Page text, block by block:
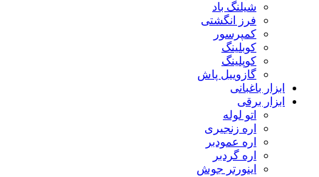
شیلنگ باد
فرز انگشتی
کمپرسور
کوبلینگ
کوپلینگ
گازوییل پاش
ابزار باغبانی
ابزار برقی
اتو لوله
اره زنجیری
اره عمودبر
اره گردبر
اینورتر جوش